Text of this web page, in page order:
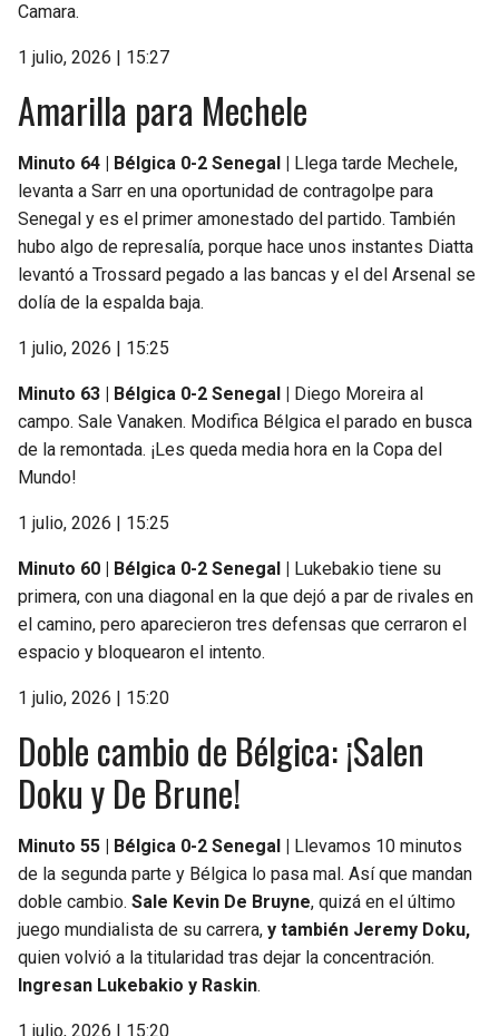
Camara.
1 julio, 2026 | 15:27
Amarilla para Mechele
Minuto 64 | Bélgica 0-2 Senegal | Llega tarde Mechele,
levanta a Sarr en una oportunidad de contragolpe para
Senegal y es el primer amonestado del partido. También
hubo algo de represalía, porque hace unos instantes Diatta
levantó a Trossard pegado a las bancas y el del Arsenal se
dolía de la espalda baja.
1 julio, 2026 | 15:25
Minuto 63 | Bélgica 0-2 Senegal | Diego Moreira al
campo. Sale Vanaken. Modifica Bélgica el parado en busca
de la remontada. ¡Les queda media hora en la Copa del
Mundo!
1 julio, 2026 | 15:25
Minuto 60 | Bélgica 0-2 Senegal | Lukebakio tiene su
primera, con una diagonal en la que dejó a par de rivales en
el camino, pero aparecieron tres defensas que cerraron el
espacio y bloquearon el intento.
1 julio, 2026 | 15:20
Doble cambio de Bélgica: ¡Salen
Doku y De Brune!
Minuto 55 | Bélgica 0-2 Senegal | Llevamos 10 minutos
de la segunda parte y Bélgica lo pasa mal. Así que mandan
doble cambio. Sale Kevin De Bruyne, quizá en el último
juego mundialista de su carrera, y también Jeremy Doku,
quien volvió a la titularidad tras dejar la concentración.
Ingresan Lukebakio y Raskin.
1 julio, 2026 | 15:20